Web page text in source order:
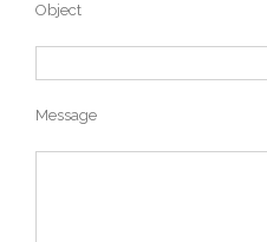
Object
Message